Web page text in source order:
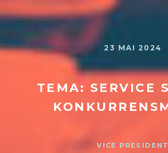
23 MAI 2024
TEMA: SERVICE
VICE PRESIDENT